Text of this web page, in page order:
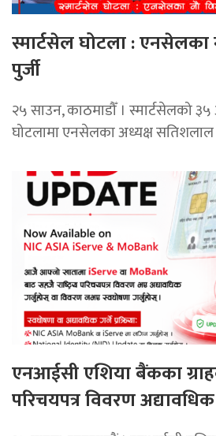
स्मार्टसेल घोटला : एनसेलका
पुर्जी
२५ साउन, काठमाडौँ । स्मार्टसेलको
घोटलामा एनसेलका अध्यक्ष
एनआईसी एशिया बैंकका
परिचयपत्र विवरण